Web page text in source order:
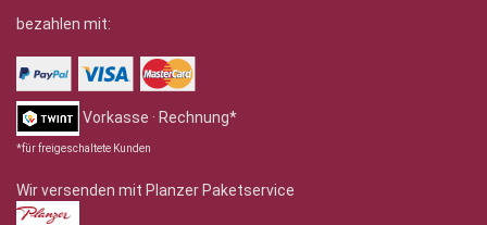
bezahlen mit:
Vorkasse · Rechnung*
*für freigeschaltete Kunden
Wir versenden mit Planzer Paketservice